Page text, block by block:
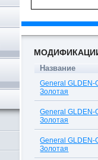
Название
General
Золотая
General
Золотая
General
Золотая